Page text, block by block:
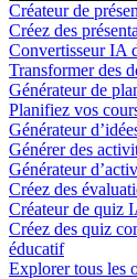
Créateur de
Créez des
Convertisseur IA
Transformer des
Générateur de
Planifiez vos
Générateur
Générer des
Générateur
Créez des
Créateur de quiz
Créez des quiz
éducatif
Explorer tous les